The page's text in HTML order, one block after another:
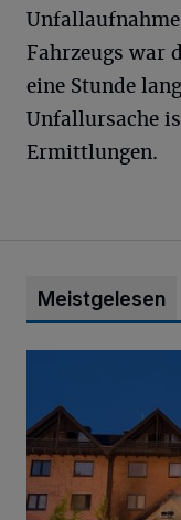
Fahrzeugs war
eine Stunde
Unfallursache
Ermittlungen.
Meistgelesen
Polizei schließt